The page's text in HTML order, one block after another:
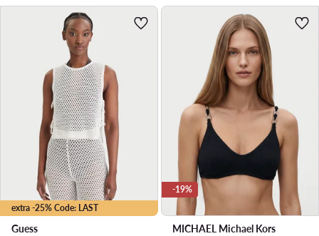
extra -25% Code: LAST
Guess
-19%
MICHAEL Michael Kors